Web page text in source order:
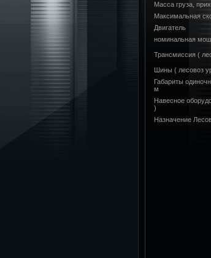
Масса груза,
Максимальная
Двигатель
номинальная
Трансмиссия (
Шины ( лесовоз
Габариты
м
Навесное
)
Назначение